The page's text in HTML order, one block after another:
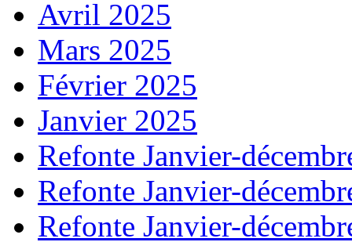
Avril 2025
Mars 2025
Février 2025
Janvier 2025
Refonte Janvier-
Refonte Janvier-
Refonte Janvier-